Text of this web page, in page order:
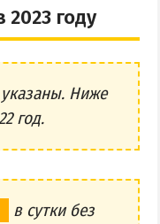
году
Ниже
год.
в сутки без